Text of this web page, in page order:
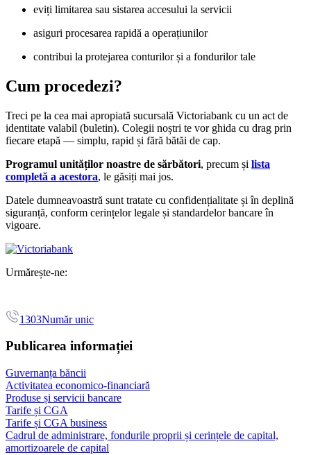
eviți limitarea sau sistarea accesului la servicii
asiguri procesarea rapidă a operațiunilor
contribui la protejarea conturilor și a fondurilor tale
Cum procedezi?
Treci pe la cea mai apropiată sucursală Victoriabank cu un act de
identitate valabil (buletin). Colegii noștri te vor ghida cu drag prin
fiecare etapă — simplu, rapid și fără bătăi de cap.
Programul unităților noastre de sărbători, precum și lista
completă a acestora, le găsiți mai jos.
Datele dumneavoastră sunt tratate cu confidențialitate și în deplină
siguranță, conform cerințelor legale și standardelor bancare în
vigoare.
Urmărește-ne:
1303Număr unic
Publicarea informației
Guvernanța băncii
Activitatea economico-financiară
Produse și servicii bancare
Tarife și CGA
Tarife și CGA business
Cadrul de administrare, fondurile proprii și cerințele de capital,
amortizoarele de capital